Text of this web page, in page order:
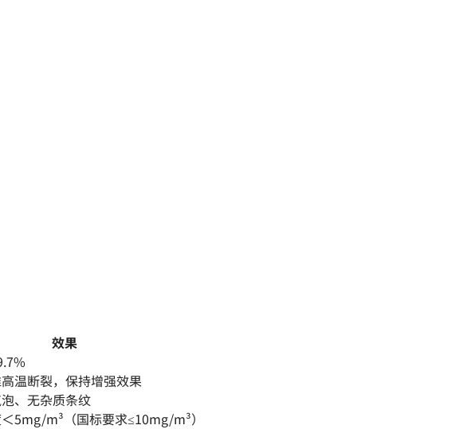
效果
温断裂，保持增强效果
、无杂质条纹
5mg/m³（国标要求≤10mg/m³）